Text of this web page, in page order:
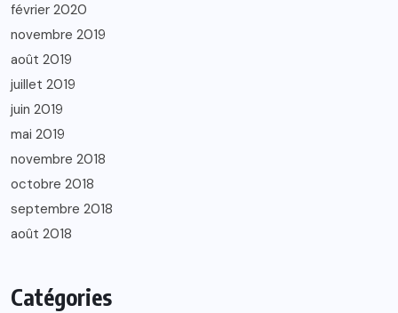
février 2020
novembre 2019
août 2019
juillet 2019
juin 2019
mai 2019
novembre 2018
octobre 2018
septembre 2018
août 2018
Catégories